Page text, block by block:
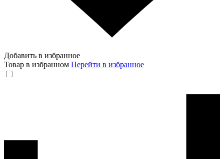
Добавить в избранное
Товар в избранном Перейти в избранное